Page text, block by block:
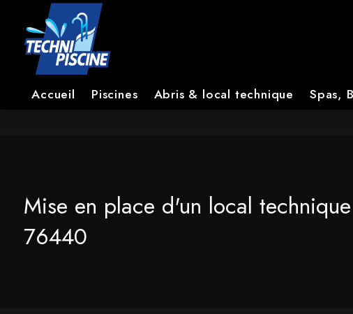
Accueil Piscines Abris & local technique Spas,
Mise en place d'un local
76440